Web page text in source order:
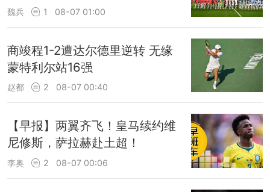
魏兵 1 08-07 01:00
商竣程1-2遭达尔德里逆转 无缘
蒙特利尔站16强
赵都 2 08-07 00:40
【早报】两翼齐飞！皇马续约维
尼修斯，萨拉赫赴土超！
李奥 2 08-07 00:06